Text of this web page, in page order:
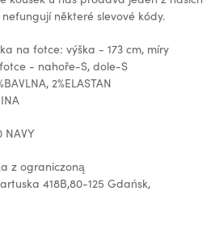
některé slevové kódy.
na fotce: výška - 173 cm, míry
- nahoře-S, dole-S
2%ELASTAN
NAVY
z ograniczoną
418B,80-125 Gdańsk,